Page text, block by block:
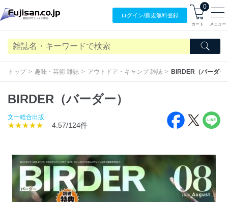
ログイン/新規無料登録
0
カート メニュー
トップ 趣味・芸術 雑誌 アウトドア・キャンプ 雑誌 BIRDER（バーダー
BIRDER（バーダー）
文一総合出版
★★★★★ 4.57/124件